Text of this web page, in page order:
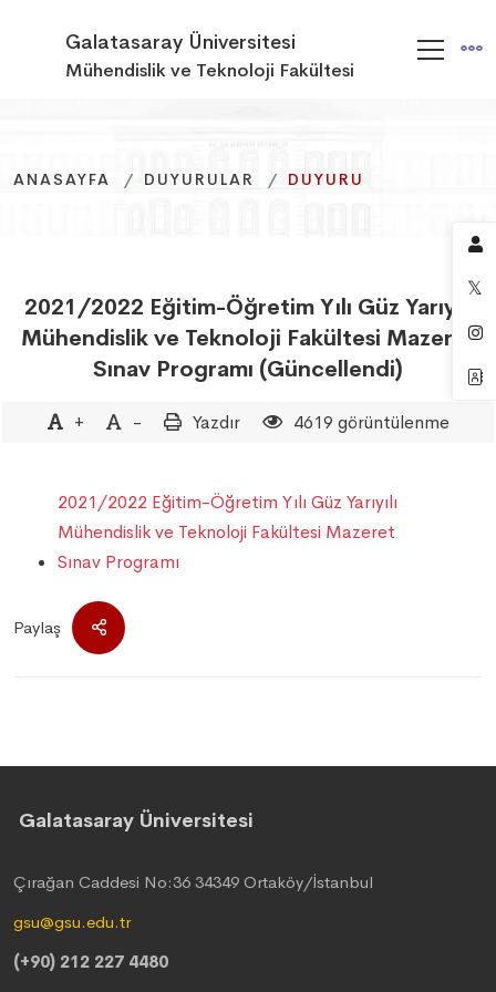
Galatasaray Üniversitesi
Mühendislik ve Teknoloji Fakültesi
ANASAYFA DUYURULAR DUYURU
ANASAYFA DUYURULAR DUYURU
ANASAYFA DUYURULAR DUYURU
2021/2022 Eğitim-Öğretim Yılı Güz Yarıyılı
Mühendislik ve Teknoloji Fakültesi Mazeret
Sınav Programı (Güncellendi)
+ - Yazdır 4619 görüntülenme
2021/2022 Eğitim-Öğretim Yılı Güz Yarıyılı
Mühendislik ve Teknoloji Fakültesi Mazeret
Sınav Programı
Paylaş
Galatasaray Üniversitesi
Çırağan Caddesi No:36 34349 Ortaköy/İstanbul
gsu@gsu.edu.tr
(+90) 212 227 4480